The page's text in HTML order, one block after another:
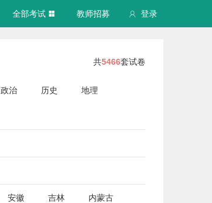
登录
全部考试 教师招募
共5466套试卷
政治 历史 地理
安徽 吉林 内蒙古